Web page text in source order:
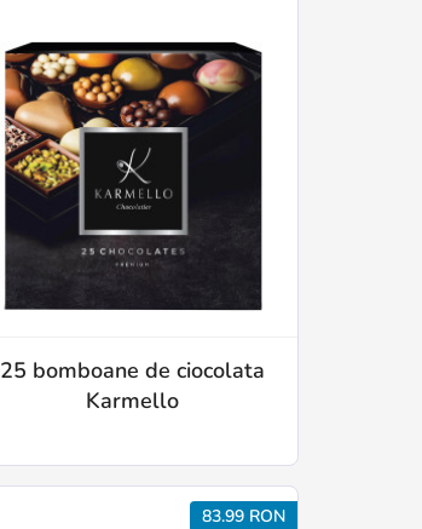
25 bomboane de ciocolata
Karmello
83.99 RON